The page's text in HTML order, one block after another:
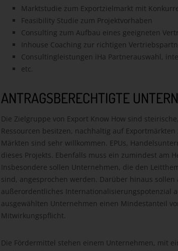
Marktstudie zum Exportzielmarkt mit
Feasibility Studie zum Projektvorhaben
Consulting zum Aufbau eines geeigneten
Inhouse Coaching zur richtigen
Consultingleistungen iHa Partnerauswahl,
etc.
ANTRAGSBERECHTIGTE
Die Zielgruppe von Export Know How sind
Ressourcen besitzen, nachhaltig auf
Märkten sind sehr willkommen. EPUs,
dieses Projekts. Ebenfalls muss ein zumindest am
Insbesondere sollen Unternehmen, die den
sind, angesprochen werden. Darüber hinaus
außerordentliches Internationalisierungspotenzial
ausgewählten Unternehmen einen Mindestanteil
Mitwirkungspflicht.
Die Fördermittel stehen einem Unternehmen, mit